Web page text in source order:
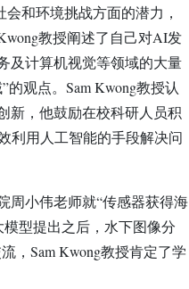
和环境挑战方面的潜力，
教授阐述了自己对AI发
及计算机视觉等领域的大量
观点。Sam Kwong教授认
新，他鼓励在校科研人员积
利用人工智能的手段解决问
周小伟老师就“传感器获得海
型提出之后，水下图像分
，Sam Kwong教授肯定了学